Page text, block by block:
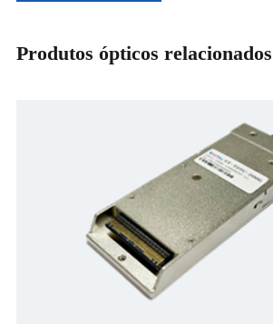
Produtos ópticos relacionados